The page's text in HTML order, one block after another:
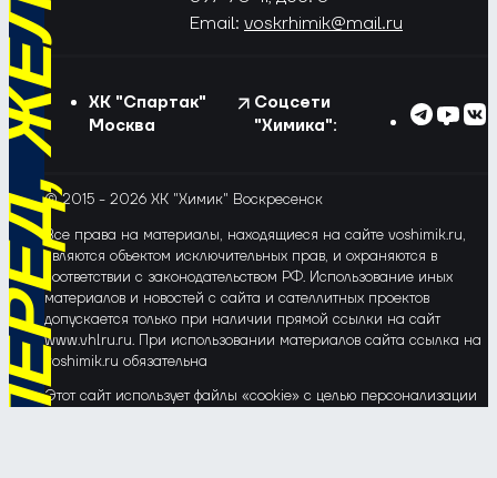
Email: voskrhimik@mail.ru
ХК "Спартак"
Москва
Соцсети
"Химика":
© 2015 - 2026 ХК "Химик" Воскресенск
Все права на материалы, находящиеся на сайте voshimik.ru,
являются объектом исключительных прав, и охраняются в
соответствии с законодательством РФ. Использование иных
материалов и новостей с сайта и сателлитных проектов
допускается только при наличии прямой ссылки на сайт
www.vhlru.ru. При использовании материалов сайта ссылка на
voshimik.ru обязательна
Этот сайт использует файлы «cookie» с целью персонализации